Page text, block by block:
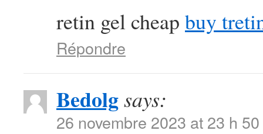
retin gel cheap buy
Répondre
Bedolgsays:
26 novembre 2023 at 23 h